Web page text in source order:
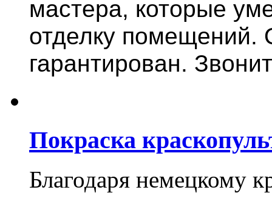
мастера, которые
отделку помещений.
гарантирован.
Покраска
Благодаря немецкому